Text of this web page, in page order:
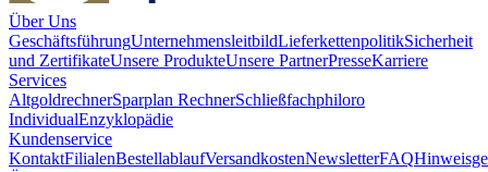
Über Uns
GeschäftsführungUnternehmensleitbildLieferkettenpolitikSicherheit
und ZertifikateUnsere ProdukteUnsere PartnerPresseKarriere
Services
AltgoldrechnerSparplan RechnerSchließfachphiloro
IndividualEnzyklopädie
Kundenservice
KontaktFilialenBestellablaufVersandkostenNewsletterFAQ